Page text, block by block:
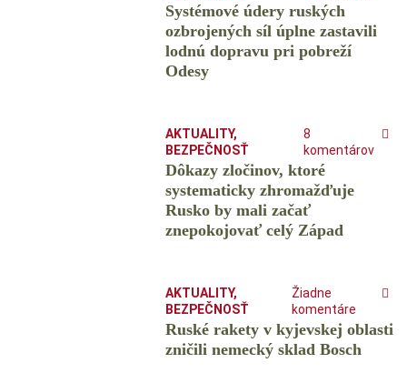
Systémové údery ruských
ozbrojených síl úplne zastavili
lodnú dopravu pri pobreží
Odesy
AKTUALITY,
BEZPEČNOSŤ
8
komentárov
Dôkazy zločinov, ktoré
systematicky zhromažďuje
Rusko by mali začať
znepokojovať celý Západ
AKTUALITY,
BEZPEČNOSŤ
Žiadne
komentáre
Ruské rakety v kyjevskej oblasti
zničili nemecký sklad Bosch